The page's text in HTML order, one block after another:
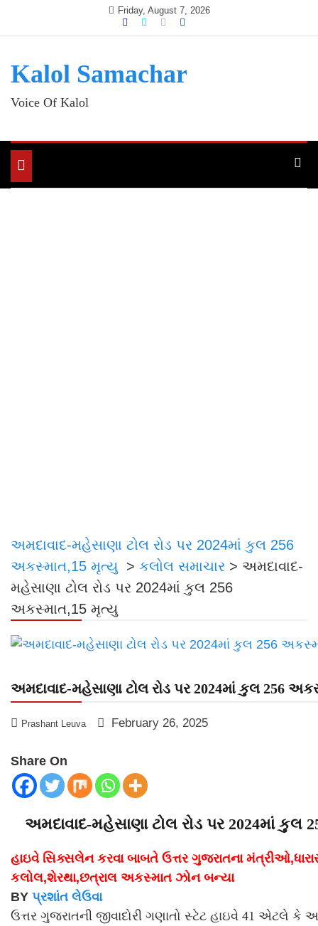
Friday, August 7, 2026
Kalol Samachar
Voice Of Kalol
Toggle
navigation
અમદાવાદ-મહેસાણા ટોલ રોડ પર 2024માં કુલ 256
અકસ્માત,15 મૃત્યુ > કલોલ સમાચાર > અમદાવાદ-
મહેસાણા ટોલ રોડ પર 2024માં કુલ 256
અકસ્માત,15 મૃત્યુ
અમદાવાદ-મહેસાણા ટોલ રોડ પર 2024માં કુલ 256
Prashant Leuva February 26, 2025
Share On
અમદાવાદ-મહેસાણા ટોલ રોડ પર 2024માં કુલ
હાઇવે સિક્સલેન કરવા બાબતે ઉત્તર ગુજરાતના
કલોલ,શેરથા,છત્રાલ અકસ્માત ઝોન બન્યા
BY પ્રશાંત લેઉવા
ઉત્તર ગુજરાતની જીવાદોરી ગણાતો સ્ટેટ હાઇવે 41 એટલે